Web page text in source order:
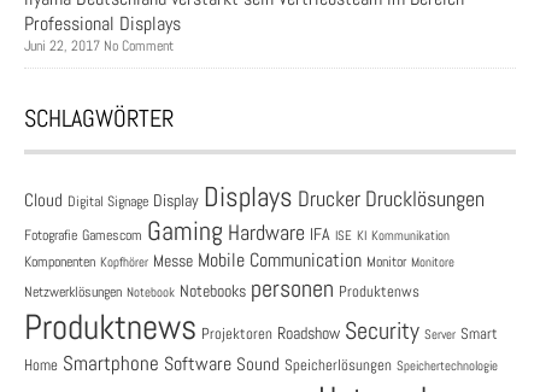
Professional Displays
Juni 22, 2017 No Comment
SCHLAGWÖRTER
Cloud Digital Signage Display Displays Drucker Drucklösungen
Fotografie Gamescom Gaming Hardware IFA ISE KI Kommunikation
Komponenten Kopfhörer Messe Mobile Communication Monitor Monitore
Netzwerklösungen Notebook Notebooks personen Produktenws
Produktnews Projektoren Roadshow Security Server Smart
Home Smartphone Software Sound Speicherlösungen Speichertechnologie